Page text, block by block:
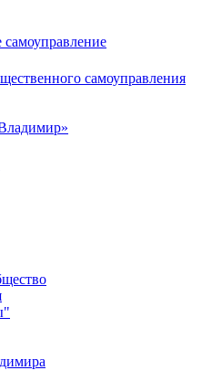
самоуправление
самоуправления